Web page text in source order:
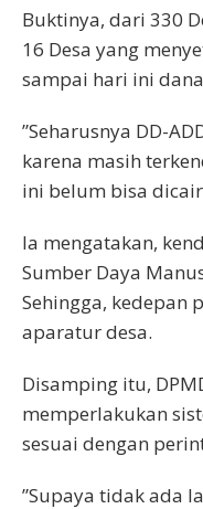
Buktinya, dari 330
16 Desa yang
sampai hari ini
‬‪​”Seharusnya DD-
karena masih
ini belum bisa
‬‪​Ia mengatakan,
Sumber Daya
Sehingga, kedepan
aparatur desa.
‬‪​Disamping itu,
memperlakukan
sesuai dengan
‬‪​”Supaya tidak ada